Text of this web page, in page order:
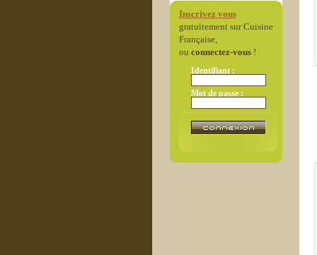
Inscrivez vous
gratuitement sur Cuisine
Française,
ou connectez-vous!
Identifiant :
Mot de passe :